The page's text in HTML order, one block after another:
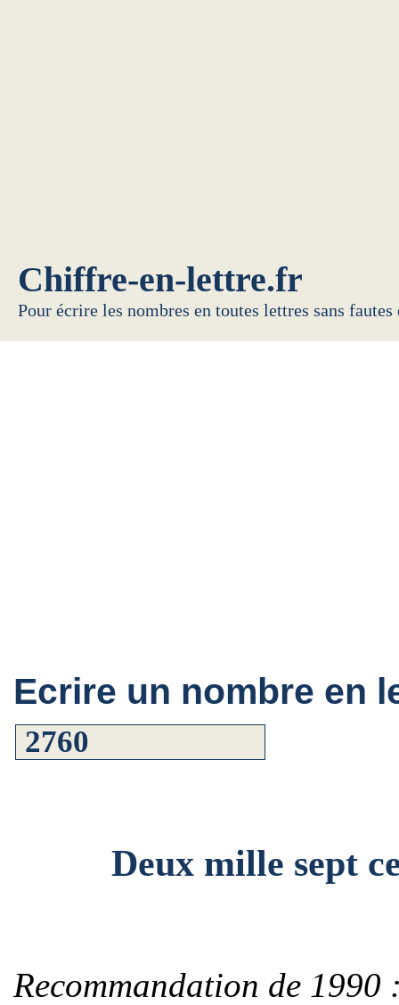
Chiffre-en-lettre.fr
Pour écrire les nombres en toutes lettres sans
Ecrire un nombre en
Deux mille sept
Recommandation de 1990